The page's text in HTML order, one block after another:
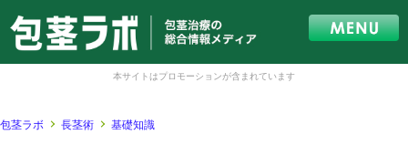
本サイトはプロモーションが含まれています
包茎ラボ 長茎術 基礎知識